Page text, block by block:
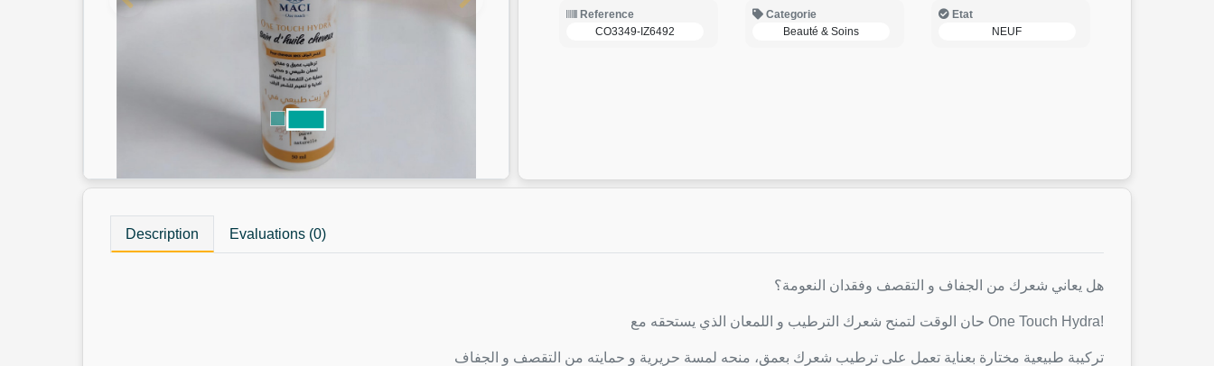
Reference
CO3349-IZ6492
Categorie
Beauté & Soins
Etat
NEUF
Description Evaluations (0)
هل يعاني شعرك من الجفاف و التقصف وفقدان النعومة؟
حان الوقت لتمنح شعرك الترطيب و اللمعان الذي يستحقه مع One Touch Hydra!
تركيبة طبيعية مختارة بعناية تعمل على ترطيب شعرك بعمق، منحه لمسة حريرية و حمايته من التقصف و الجفاف